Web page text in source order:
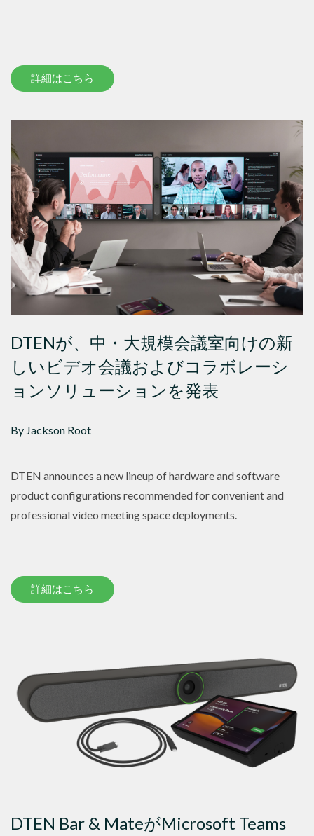
詳細はこちら
DTENが、中・大規模会議室向けの新
しいビデオ会議およびコラボレーシ
ョンソリューションを発表
By Jackson Root
DTEN announces a new lineup of hardware and software
product configurations recommended for convenient and
professional video meeting space deployments.
詳細はこちら
DTEN Bar & MateがMicrosoft Teams